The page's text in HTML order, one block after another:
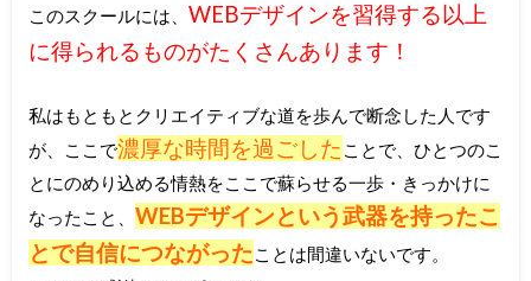
このスクールには、 WEBデザインを習得する以上
に得られるものがたくさんあります！
私はもともとクリエイティブな道を歩んで断念した人です
が、ここで濃厚な時間を過ごした ことで、ひとつのこ
とにのめり込める情熱をここで蘇らせる一歩・きっかけに
なったこと、 WEBデザインという武器を持ったこ
とで自信につながったことは間違いないです。